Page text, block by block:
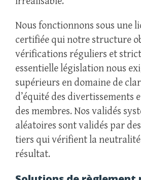
Nous fonctionnons sous une
certifiée qui notre structure
vérifications réguliers et
essentielle législation nous
supérieurs en domaine de
d’équité des divertissements
des membres. Nos validés
aléatoires sont validés par
tiers qui vérifient la neutralité
résultat.